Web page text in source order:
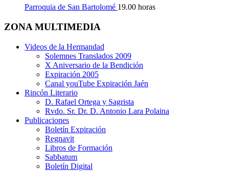
Parroquia de San Bartolomé 19.00 horas
ZONA MULTIMEDIA
Videos de la Hermandad
Solemnes Translados 2009
X Aniversario de la Bendición
Expiración 2005
Canal youTube Expiración Jaén
Rincón Literario
D. Rafael Ortega y Sagrista
Rvdo. Sr. Dr. D. Antonio Lara Polaina
Publicaciones
Boletín Expiración
Regnavit
Libros de Formación
Sabbatum
Boletín Digital